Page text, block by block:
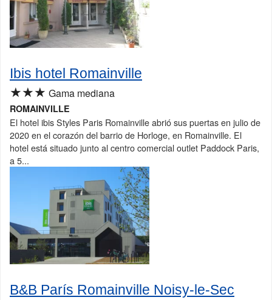
Ibis hotel Romainville
★★★ Gama mediana
ROMAINVILLE
El hotel ibis Styles Paris Romainville abrió sus puertas en julio de
2020 en el corazón del barrio de Horloge, en Romainville. El
hotel está situado junto al centro comercial outlet Paddock Paris,
a 5...
B&B París Romainville Noisy-le-Sec